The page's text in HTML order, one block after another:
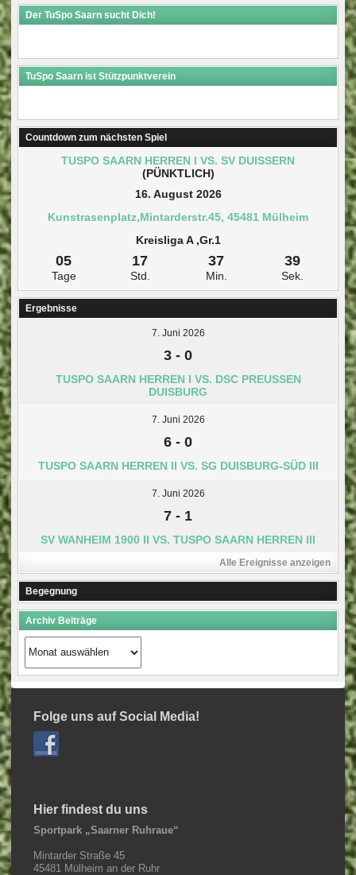
Der TuSpo Saarn sucht Dich!
TuSpo Saarn ist Stützpunktverein
Countdown zum nächsten Spiel
TUSPO SAARN HERREN I VS. SV DUISSERN
(PÜNKTLICH)
16. August 2026
Kunstrasenplatz,Mintarderstr.45, 45481 Mülheim
Kreisliga A ,Gr.1
05
Tage
17
Std.
37
Min.
37
Sek.
Ergebnisse
7. Juni 2026
3 - 0
TUSPO SAARN HERREN I VS. DSC PREUSSEN D
UISBURG
7. Juni 2026
6 - 0
TUSPO SAARN HERREN II VS. SG DUISBURG-SÜD III
7. Juni 2026
7 - 1
SV WANHEIM 1900 II VS. TUSPO SAARN HERREN III
Alle Ereignisse anzeigen
Begegnung
Archiv Beiträge
Archiv
Beiträge
Folge uns auf Social Media!
Hier findest du uns
Sportpark „Saarner Ruhraue“
Mintarder Straße 45
45481 Mülheim an der Ruhr